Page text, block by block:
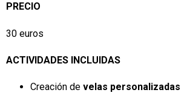
PRECIO
30 euros
ACTIVIDADES INCLUIDAS
Creación de velas personalizadas